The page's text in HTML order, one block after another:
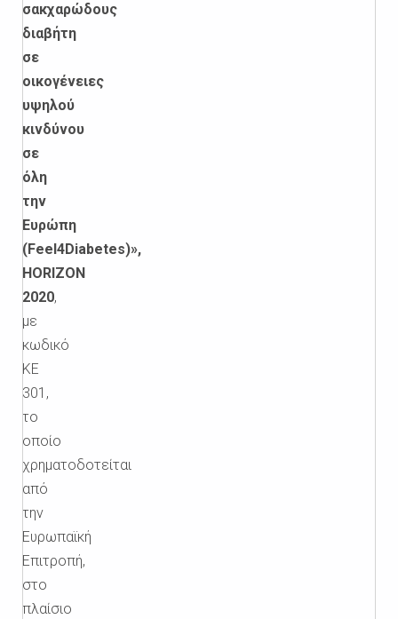
σακχαρώδους
διαβήτη
σε
οικογένειες
υψηλού
κινδύνου
σε
όλη
την
Ευρώπη
(Feel4Diabetes)»,
HORIZON
2020,
με
κωδικό
ΚΕ
301,
το
οποίο
χρηματοδοτείται
από
την
Ευρωπαϊκή
Επιτροπή,
στο
πλαίσιο